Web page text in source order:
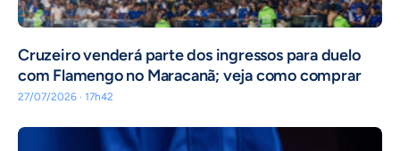
Cruzeiro venderá parte dos ingressos para duelo
com Flamengo no Maracanã; veja como comprar
27/07/2026 · 17h42